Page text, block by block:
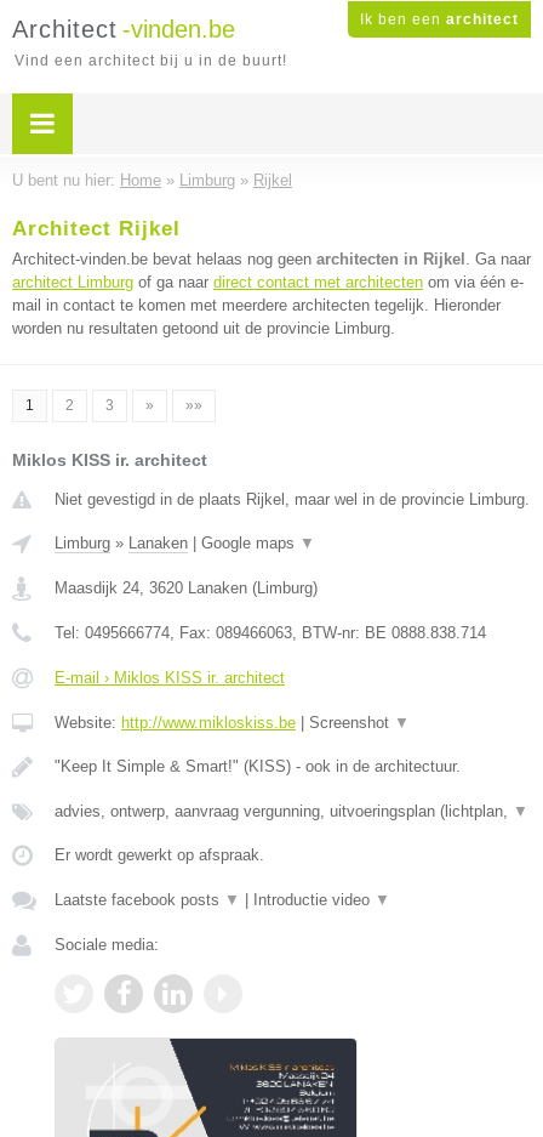
Ik ben een architect
Architect -vinden.be
Vind een architect bij u in de buurt!
U bent nu hier: Home » Limburg » Rijkel
Architect Rijkel
Architect-vinden.be bevat helaas nog geen architecten in Rijkel . Ga naar
architect Limburg of ga naar direct contact met architecten om via één e-
mail in contact te komen met meerdere architecten tegelijk. Hieronder
worden nu resultaten getoond uit de provincie Limburg.
1 2 3 » »»
Miklos KISS ir. architect
Niet gevestigd in de plaats Rijkel, maar wel in de provincie Limburg.
Limburg » Lanaken Google maps ▼
Maasdijk 24, 3620 Lanaken (Limburg)
Tel: 0495666774, Fax: 089466063, BTW-nr: BE 0888.838.714
E-mail › Miklos KISS ir. architect
Website: http://www.mikloskiss.be Screenshot ▼
"Keep It Simple & Smart!" (KISS) - ook in de architectuur.
advies, ontwerp, aanvraag vergunning, uitvoeringsplan (lichtplan, ▼
Er wordt gewerkt op afspraak.
Laatste facebook posts ▼ Introductie video ▼
Sociale media: